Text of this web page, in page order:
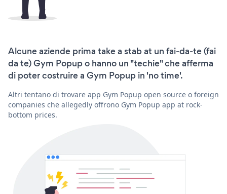
Alcune aziende prima take a stab at un fai-da-te (fai
da te) Gym Popup o hanno un "techie" che afferma
di poter costruire a Gym Popup in 'no time'.
Altri tentano di trovare app Gym Popup open source o foreign
companies che allegedly offrono Gym Popup app at rock-
bottom prices.